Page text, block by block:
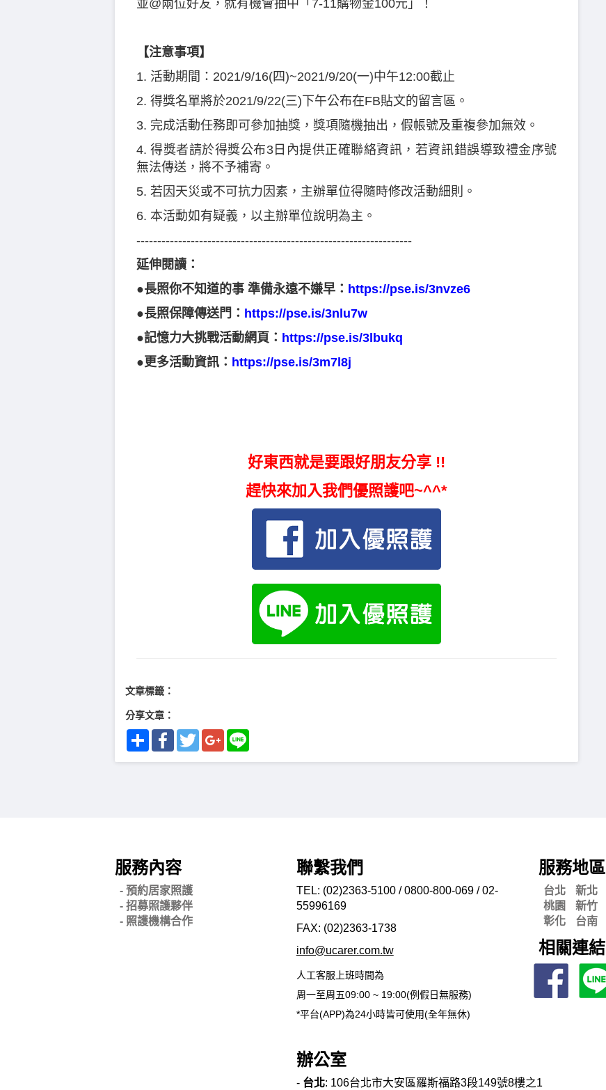
並@兩位好友，就有機會抽中「7-11購物金100元」！
【注意事項】
1. 活動期間：2021/9/16(四)~2021/9/20(一)中午12:00截止
2. 得獎名單將於2021/9/22(三)下午公布在FB貼文的留言區。
3. 完成活動任務即可參加抽獎，獎項隨機抽出，假帳號及重複參加無效。
4. 得獎者請於得獎公布3日內提供正確聯絡資訊，若資訊錯誤導致禮金序號
無法傳送，將不予補寄。
5. 若因天災或不可抗力因素，主辦單位得隨時修改活動細則。
6. 本活動如有疑義，以主辦單位說明為主。
------------------------------------------------------------------
延伸閱讀：
●長照你不知道的事 準備永遠不嫌早： https://pse.is/3nvze6
●長照保障傳送門： https://pse.is/3nlu7w
●記憶力大挑戰活動網頁： https://pse.is/3lbukq
●更多活動資訊： https://pse.is/3m7l8j
好東西就是要跟好朋友分享 !!
趕快來加入我們優照護吧~^^*
文章標籤：
分享文章：
ShareFacebookTwitterGoogle+Line
服務內容
- 預約居家照護
- 招募照護夥伴
- 照護機構合作
聯繫我們
TEL: (02)2363-5100 / 0800-800-069 / 02-
55996169
FAX: (02)2363-1738
info@ucarer.com.tw
人工客服上班時間為
周一至周五09:00 ~ 19:00(例假日無服務)
*平台(APP)為24小時皆可使用(全年無休)
服務地區
台北 新北
桃園
新竹
彰化
台南
相關連結
辦公室
- 台北: 106台北市大安區羅斯福路3段149號8樓之1